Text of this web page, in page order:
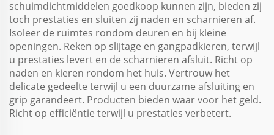
schuimdichtmiddelen goedkoop kunnen zijn, bieden zij
toch prestaties en sluiten zij naden en scharnieren af.
Isoleer de ruimtes rondom deuren en bij kleine
openingen. Reken op slijtage en gangpadkieren, terwijl
u prestaties levert en de scharnieren afsluit. Richt op
naden en kieren rondom het huis. Vertrouw het
delicate gedeelte terwijl u een duurzame afsluiting en
grip garandeert. Producten bieden waar voor het geld.
Richt op efficiëntie terwijl u prestaties verbetert.